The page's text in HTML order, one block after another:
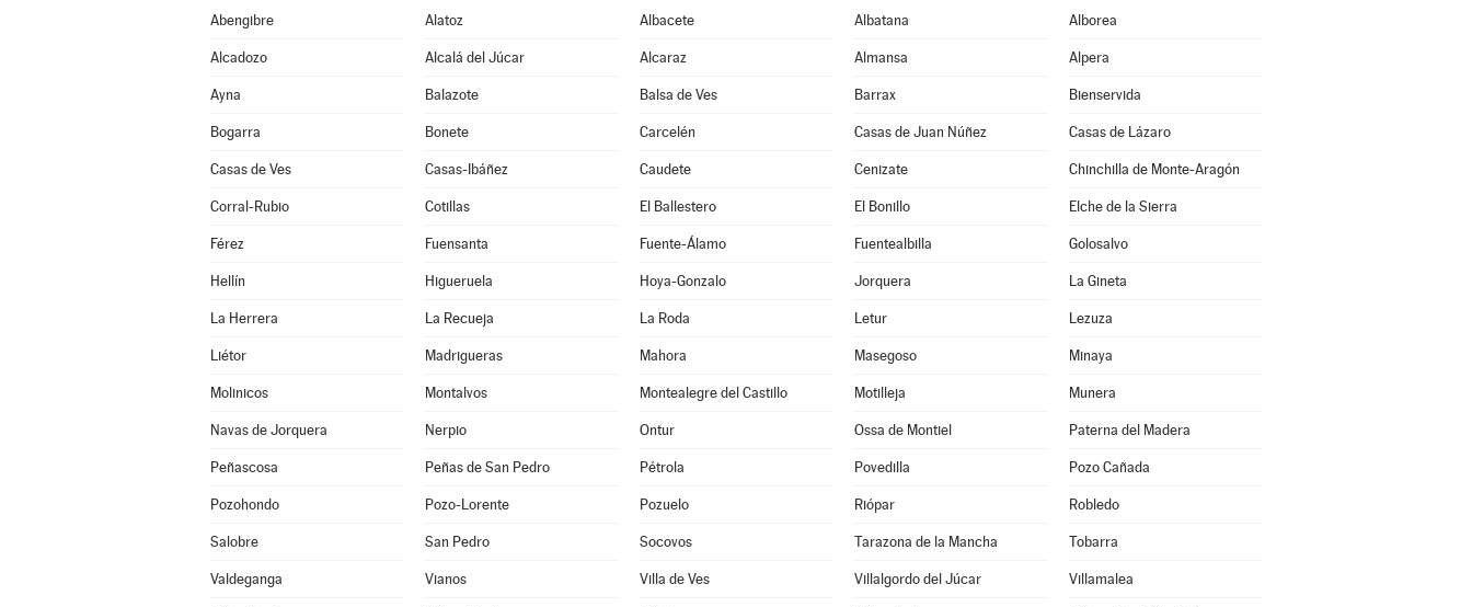
Abengibre Alatoz Albacete Albatana Alborea
Alcadozo Alcalá del Júcar Alcaraz Almansa Alpera
Ayna Balazote Balsa de Ves Barrax Bienservida
Bogarra Bonete Carcelén Casas de Juan Núñez Casas de Lázaro
Casas de Ves Casas-Ibáñez Caudete Cenizate Chinchilla de Monte-Aragón
Corral-Rubio Cotillas El Ballestero El Bonillo Elche de la Sierra
Férez Fuensanta Fuente-Álamo Fuentealbilla Golosalvo
Hellín Higueruela Hoya-Gonzalo Jorquera La Gineta
La Herrera La Recueja La Roda Letur Lezuza
Liétor Madrigueras Mahora Masegoso Minaya
Molinicos Montalvos Montealegre del Castillo Motilleja Munera
Navas de Jorquera Nerpio Ontur Ossa de Montiel Paterna del Madera
Peñascosa Peñas de San Pedro Pétrola Povedilla Pozo Cañada
Pozohondo Pozo-Lorente Pozuelo Riópar Robledo
Salobre San Pedro Socovos Tarazona de la Mancha Tobarra
Valdeganga Vianos Villa de Ves Villalgordo del Júcar Villamalea